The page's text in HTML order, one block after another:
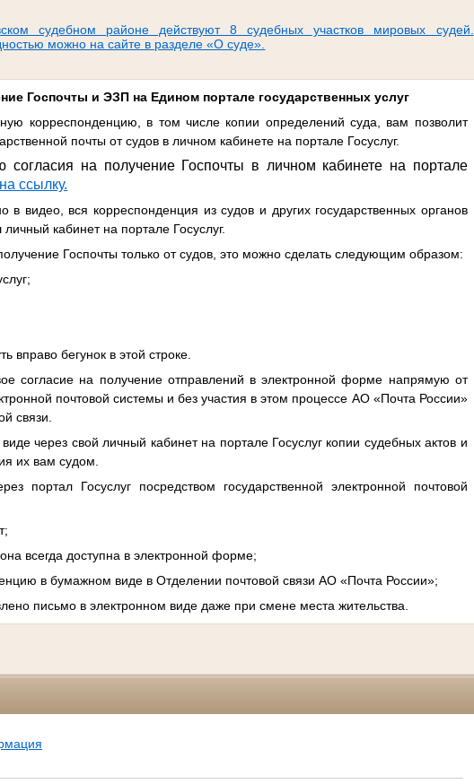
судебном районе действуют 8 судебных участков мировых судей.
можно на сайте в разделе «О суде».
Госпочты и ЭЗП на Едином портале государственных услуг
корреспонденцию, в том числе копии определений суда, вам позволит
почты от судов в личном кабинете на портале Госуслуг.
на получение Госпочты в личном кабинете на портале
ссылку.
видео, вся корреспонденция из судов и других государственных органов
кабинет на портале Госуслуг.
Госпочты только от судов, это можно сделать следующим образом:
вправо бегунок в этой строке.
согласие на получение отправлений в электронной форме напрямую от
почтовой системы и без участия в этом процессе АО «Почта России»
связи.
через свой личный кабинет на портале Госуслуг копии судебных актов и
их вам судом.
портал Госуслуг посредством государственной электронной почтовой
всегда доступна в электронной форме;
в бумажном виде в Отделении почтовой связи АО «Почта России»;
письмо в электронном виде даже при смене места жительства.